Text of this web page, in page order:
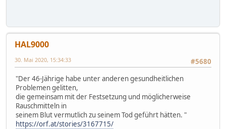
HAL9000
#5680
30. Mai 2020, 15:34:33
"Der 46-Jährige habe unter anderen gesundheitlichen
Problemen gelitten,
die gemeinsam mit der Festsetzung und möglicherweise
Rauschmitteln in
seinem Blut vermutlich zu seinem Tod geführt hätten. "
https://orf.at/stories/3167715/